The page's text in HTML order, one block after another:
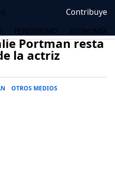
Contribuye
PERIODISMO ECONOMÍA
Portman resta
la actriz
OTROS MEDIOS